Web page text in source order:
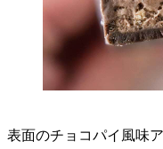
表面のチョコパイ風味